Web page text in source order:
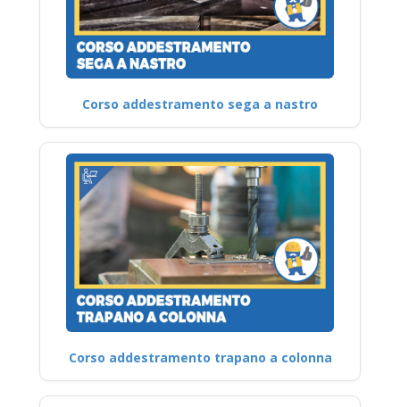
Corso addestramento sega a nastro
Corso addestramento trapano a colonna